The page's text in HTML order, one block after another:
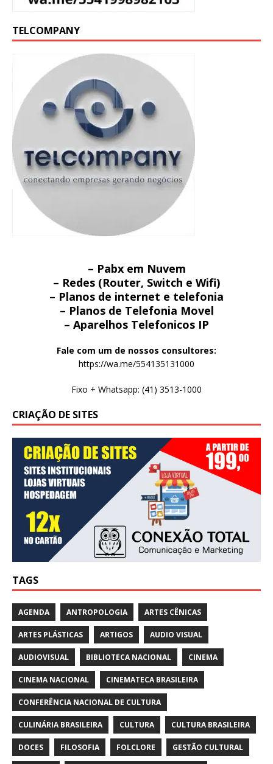
TELCOMPANY
– Pabx em Nuvem
– Redes (Router, Switch e Wifi)
– Planos de internet e telefonia
– Planos de Telefonia Movel
– Aparelhos Telefonicos IP
Fale com um de nossos consultores:
https://wa.me/554135131000
Fixo + Whatsapp: (41) 3513-1000
CRIAÇÃO DE SITES
TAGS
AGENDA ANTROPOLOGIA ARTES CÊNICAS
ARTES PLÁSTICAS ARTIGOS AUDIO VISUAL
AUDIOVISUAL BIBLIOTECA NACIONAL CINEMA
CINEMA NACIONAL CINEMATECA BRASILEIRA
CONFERÊNCIA NACIONAL DE CULTURA
CULINÁRIA BRASILEIRA CULTURA CULTURA BRASILEIRA
DOCES FILOSOFIA FOLCLORE GESTÃO CULTURAL